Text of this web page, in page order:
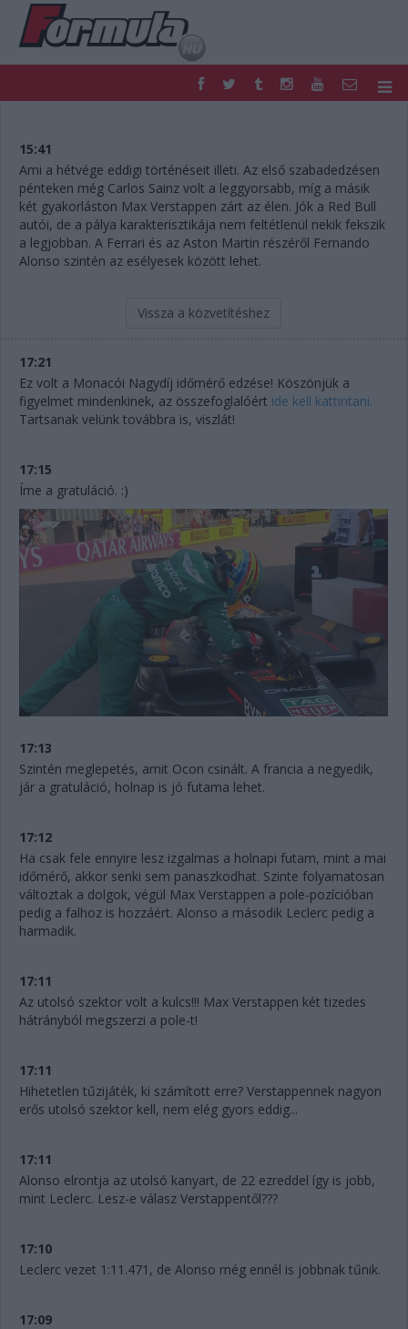
FORMULA
NEMZETKÖZI
HAZAI
RETRO
EGYÉB
PODCAST
SHOP
LIVE
TIPPJÁTÉK
DIGITÁLIS MAGAZIN
PONTÁLLÁSOK
15:41
Ami a hétvége eddigi történéseit illeti. Az első szabadedzésen
pénteken még Carlos Sainz volt a leggyorsabb, míg a másik
két gyakorláston Max Verstappen zárt az élen. Jók a Red Bull
autói, de a pálya karakterisztikája nem feltétlenül nekik fekszik
a legjobban. A Ferrari és az Aston Martin részéről Fernando
Alonso szintén az esélyesek között lehet.
Vissza a közvetítéshez
17:21
Ez volt a Monacói Nagydíj időmérő edzése! Köszönjük a
figyelmet mindenkinek, az összefoglalóért ide kell kattintani.
Tartsanak velünk továbbra is, viszlát!
17:15
Íme a gratuláció. :)
17:13
Szintén meglepetés, amit Ocon csinált. A francia a negyedik,
jár a gratuláció, holnap is jó futama lehet.
17:12
Ha csak fele ennyire lesz izgalmas a holnapi futam, mint a mai
időmérő, akkor senki sem panaszkodhat. Szinte folyamatosan
változtak a dolgok, végül Max Verstappen a pole-pozícióban
pedig a falhoz is hozzáért. Alonso a második Leclerc pedig a
harmadik.
17:11
Az utolsó szektor volt a kulcs!!! Max Verstappen két tizedes
hátrányból megszerzi a pole-t!
17:11
Hihetetlen tűzijáték, ki számított erre? Verstappennek nagyon
erős utolsó szektor kell, nem elég gyors eddig...
17:11
Alonso elrontja az utolsó kanyart, de 22 ezreddel így is jobb,
mint Leclerc. Lesz-e válasz Verstappentől???
17:10
Leclerc vezet 1:11.471, de Alonso még ennél is jobbnak tűnik.
17:09